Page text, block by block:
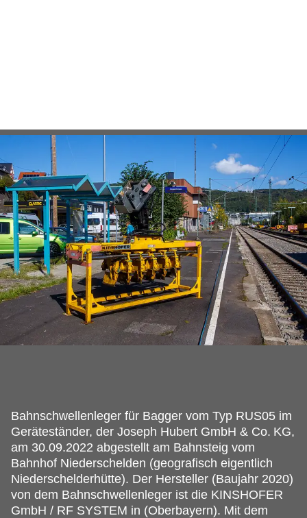
Bahnschwellenleger für Bagger vom Typ RUS05 im
Geräteständer, der Joseph Hubert GmbH & Co. KG,
am 30.09.2022 abgestellt am Bahnsteig vom
Bahnhof Niederschelden (geografisch eigentlich
Niederschelderhütte). Der Hersteller (Baujahr 2020)
von dem Bahnschwellenleger ist die KINSHOFER
GmbH / RF SYSTEM in (Oberbayern). Mit dem